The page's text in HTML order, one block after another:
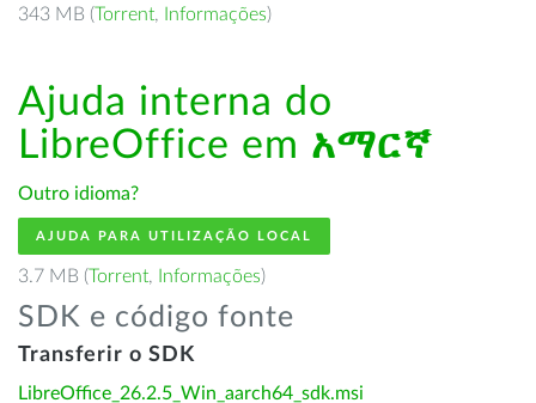
343 MB (Torrent, Informações)
Ajuda interna do
LibreOffice em አማርኛ
Outro idioma?
AJUDA PARA UTILIZAÇÃO LOCAL
3.7 MB (Torrent, Informações)
SDK e código fonte
Transferir o SDK
LibreOffice_26.2.5_Win_aarch64_sdk.msi